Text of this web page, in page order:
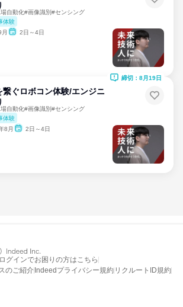
自動化#画像識別#センシング
体験
2日～4日
ぐロボコン体験/エンジニ
自動化#画像識別#センシング
体験
8月 2日～4日
締切：8月19日
ログインでお困りの方はこちら
のご紹介 Indeedプライバシー規約 リクルートID規約